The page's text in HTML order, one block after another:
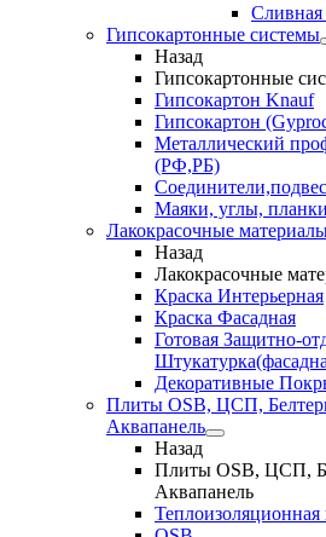
Сливная
Гипсокартонные системы
Назад
Гипсокартонные
Гипсокартон Knauf
Гипсокартон
Металлический
(РФ,РБ)
Маяки, углы,
Лакокрасочные
Назад
Лакокрасочные
Краска Интерьерная
Краска Фасадная
Готовая Защитно-
Декоративные
Плиты OSB, ЦСП,
Аквапанель
Назад
Плиты OSB, ЦСП,
Аквапанель